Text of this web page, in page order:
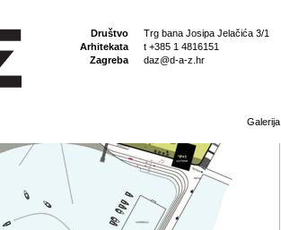
Društvo
Arhitekata
Zagreba
Trg bana Josipa Jelačića 3/1
t +385 1 4816151
daz@d-a-z.hr
Galerija